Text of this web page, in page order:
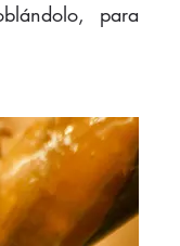
para